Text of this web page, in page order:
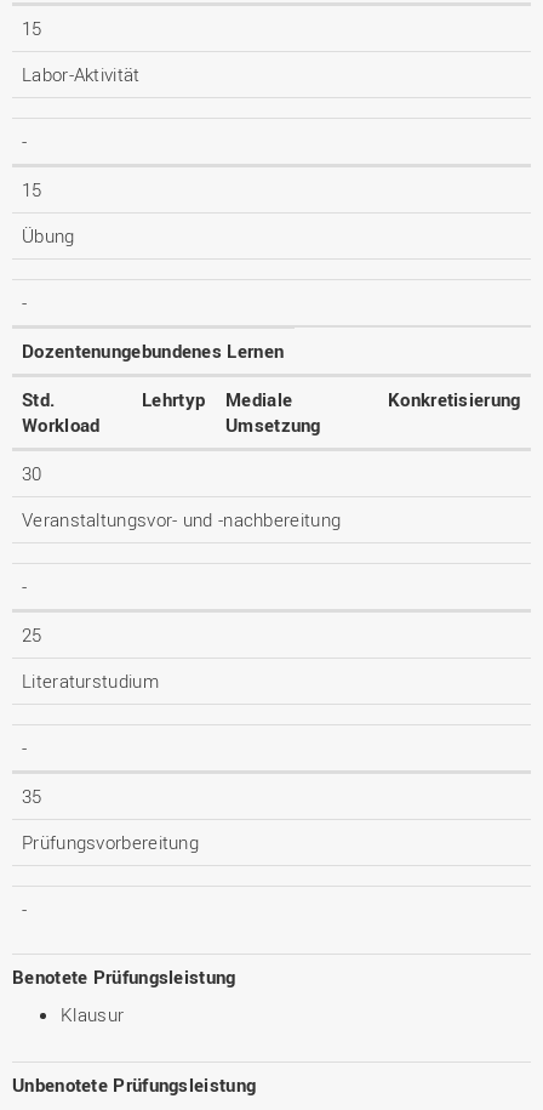
15
Labor-Aktivität
-
15
Übung
-
Dozentenungebundenes Lernen
Std.
Workload
Lehrtyp
Mediale
Umsetzung
Konkretisierung
30
Veranstaltungsvor- und -nachbereitung
-
25
Literaturstudium
-
35
Prüfungsvorbereitung
-
Benotete Prüfungsleistung
Klausur
Unbenotete Prüfungsleistung